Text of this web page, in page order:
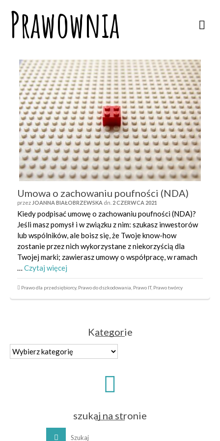
Prawownia
Umowa o zachowaniu poufności (NDA)
przez JOANNA BIAŁOBRZEWSKA dn. 2 CZERWCA 2021
Kiedy podpisać umowę o zachowaniu poufności (NDA)?
Jeśli masz pomysł i w związku z nim: szukasz inwestorów
lub wspólników, ale boisz się, że Twoje know-how
zostanie przez nich wykorzystane z niekorzyścią dla
Twojej marki; zawierasz umowy o współpracę, w ramach
… Czytaj więcej
Prawo dla przedsiębiorcy, Prawo do dszkodowania Prawo IT, Prawo twórcy
Kategorie
Kategorie
szukaj na stronie